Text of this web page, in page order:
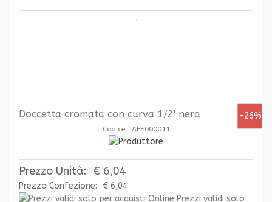
-26%
Doccetta cromata con curva 1/2' nera
Codice: AEF.000011
Prezzo Unità: € 6,04
Prezzo Confezione:
€ 6,04
Prezzi validi solo